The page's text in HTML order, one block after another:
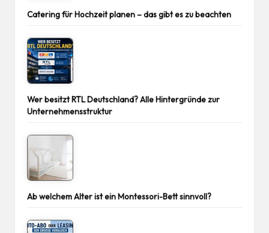
Catering für Hochzeit planen – das gibt es zu beachten
Wer besitzt RTL Deutschland? Alle Hintergründe zur
Unternehmensstruktur
Ab welchem Alter ist ein Montessori-Bett sinnvoll?